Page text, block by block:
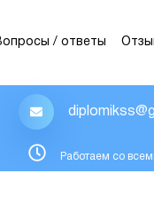
/ ответы
Работаем со